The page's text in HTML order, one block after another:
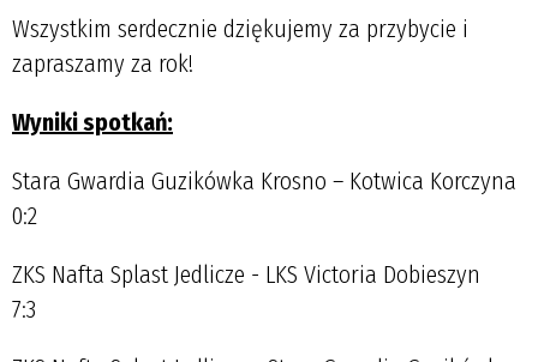
Wszystkim serdecznie dziękujemy za przybycie i
zapraszamy za rok!
Wyniki spotkań:
Stara Gwardia Guzikówka Krosno – Kotwica Korczyna
0:2
ZKS Nafta Splast Jedlicze - LKS Victoria Dobieszyn
7:3